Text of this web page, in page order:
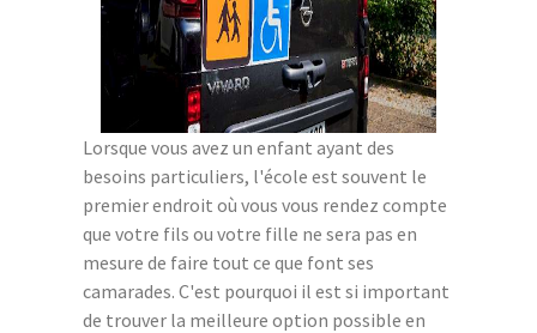
Lorsque vous avez un enfant ayant des
besoins particuliers, l'école est souvent le
premier endroit où vous vous rendez compte
que votre fils ou votre fille ne sera pas en
mesure de faire tout ce que font ses
camarades. C'est pourquoi il est si important
de trouver la meilleure option possible en